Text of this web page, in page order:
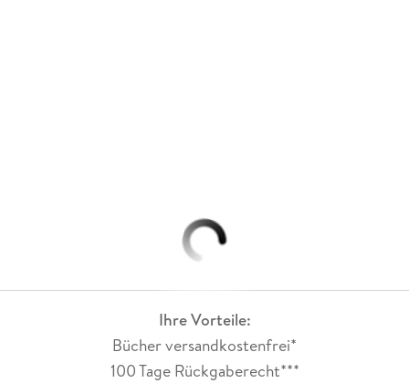
Ihre Vorteile:
Bücher versandkostenfrei*
100 Tage Rückgaberecht***